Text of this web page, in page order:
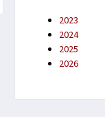
2023
2024
2025
2026